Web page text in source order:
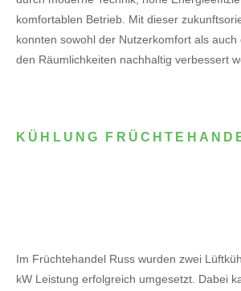
komfortablen Betrieb. Mit dieser
konnten sowohl der Nutzerkomfort als auch
den Räumlichkeiten nachhaltig verbessert
KÜHLUNG
Im Früchtehandel Russ wurden zwei
kW Leistung erfolgreich umgesetzt. Dabei